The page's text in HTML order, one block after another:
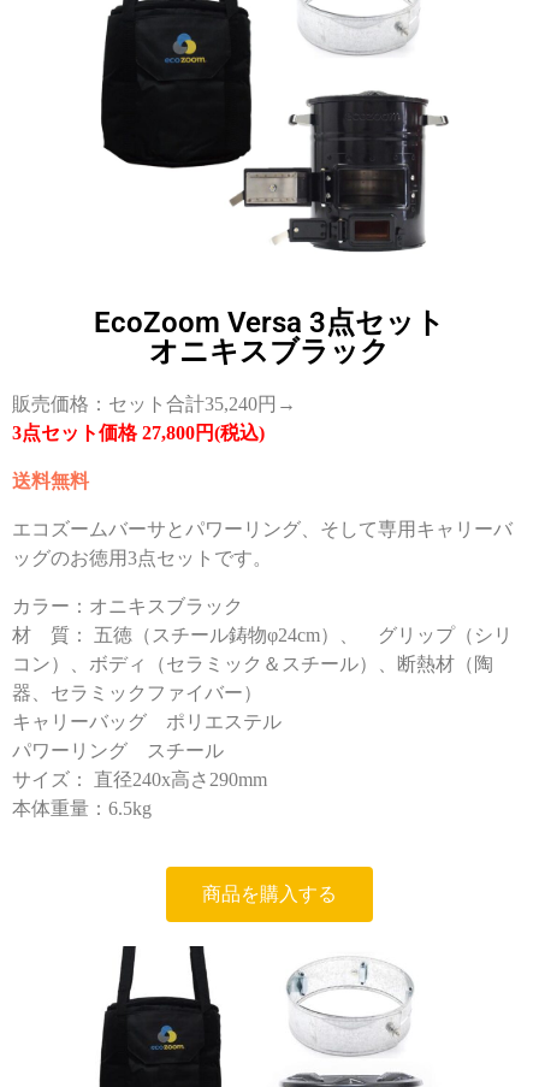
EcoZoom Versa 3点セット
オニキスブラック
販売価格：セット合計35,240円→
3点セット価格 27,800円(税込)
送料無料
エコズームバーサとパワーリング、そして専用キャリーバ
ッグのお徳用3点セットです。
カラー：オニキスブラック
材 質： 五徳（スチール鋳物φ24cm）、 グリップ（シリ
コン）、ボディ（セラミック＆スチール）、断熱材（陶
器、セラミックファイバー）
キャリーバッグ ポリエステル
パワーリング
スチール
サイズ： 直径240x高さ290mm
本体重量：6.5kg
商品を購入する